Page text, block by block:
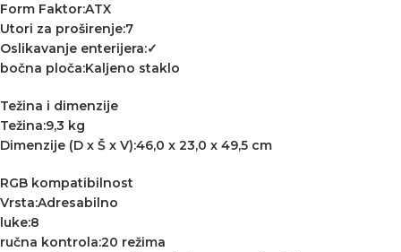
Form Faktor:ATX
Utori za proširenje:7
Oslikavanje enterijera:✓
bočna ploča:Kaljeno staklo
Težina i dimenzije
Težina:9,3 kg
Dimenzije (D x Š x V):46,0 x 23,0 x 49,5 cm
RGB kompatibilnost
Vrsta:Adresabilno
luke:8
ručna kontrola:20 režima